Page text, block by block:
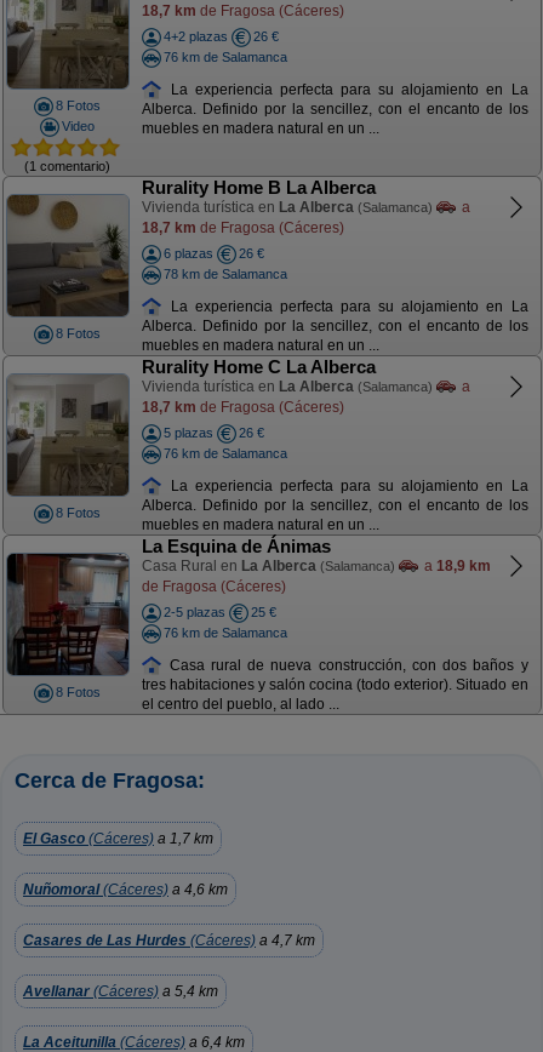
8 Fotos
Video
(1 comentario)
18,7 km de Fragosa (Cáceres)
4+2 plazas
26 €
76 km de Salamanca
La experiencia perfecta para su alojamiento en La
Alberca. Definido por la sencillez, con el encanto de los
muebles en madera natural en un ...
8 Fotos
Rurality Home B La Alberca
Vivienda turística en La Alberca (Salamanca)
a
18,7 km de Fragosa (Cáceres)
6 plazas
26 €
78 km de Salamanca
La experiencia perfecta para su alojamiento en La
Alberca. Definido por la sencillez, con el encanto de los
muebles en madera natural en un ...
8 Fotos
Rurality Home C La Alberca
Vivienda turística en La Alberca (Salamanca)
a
18,7 km de Fragosa (Cáceres)
5 plazas
26 €
76 km de Salamanca
La experiencia perfecta para su alojamiento en La
Alberca. Definido por la sencillez, con el encanto de los
muebles en madera natural en un ...
8 Fotos
La Esquina de Ánimas
Casa Rural en La Alberca (Salamanca) a 18,9 km
de Fragosa (Cáceres)
2-5 plazas
25 €
76 km de Salamanca
Casa rural de nueva construcción, con dos baños y
tres habitaciones y salón cocina (todo exterior). Situado en
el centro del pueblo, al lado ...
Cerca de Fragosa:
El Gasco (Cáceres) a 1,7 km
Nuñomoral(Cáceres) a 4,6 km
Casares de Las Hurdes (Cáceres) a 4,7 km
Avellanar (Cáceres) a 5,4 km
La Aceitunilla (Cáceres) a 6,4 km